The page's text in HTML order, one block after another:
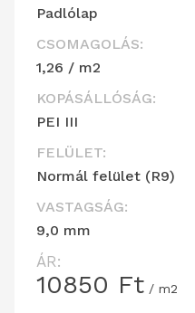
Padlólap
CSOMAGOLÁS:
1,26 / m2
KOPÁSÁLLÓSÁG:
PEI III
FELÜLET:
Normál felület (R9)
VASTAGSÁG:
9,0 mm
ÁR:
10850 Ft / m2